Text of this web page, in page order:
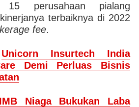
perusahaan pialang
terbaiknya di 2022
fee.
Unicorn Insurtech India
Demi Perluas Bisnis
Niaga Bukukan Laba